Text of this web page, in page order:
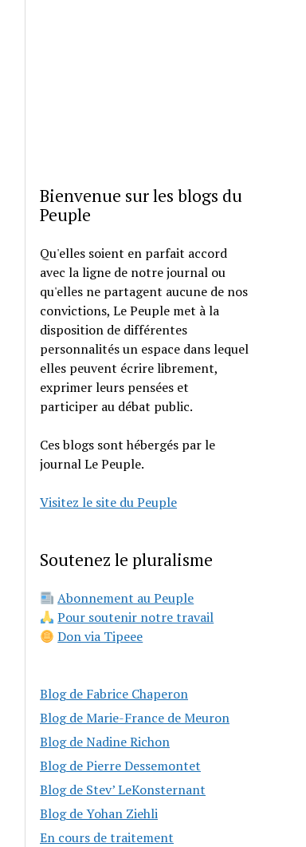
Bienvenue sur les blogs du
Peuple
Qu'elles soient en parfait accord
avec la ligne de notre journal ou
qu'elles ne partagent aucune de nos
convictions, Le Peuple met à la
disposition de différentes
personnalités un espace dans lequel
elles peuvent écrire librement,
exprimer leurs pensées et
participer au débat public.
Ces blogs sont hébergés par le
journal Le Peuple.
Visitez le site du Peuple
Soutenez le pluralisme
Abonnement au Peuple
Pour soutenir notre travail
Don via Tipeee
Blog de Fabrice Chaperon
Blog de Marie-France de Meuron
Blog de Nadine Richon
Blog de Pierre Dessemontet
Blog de Stev’ LeKonsternant
Blog de Yohan Ziehli
En cours de traitement